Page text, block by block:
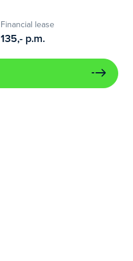
Financial lease
135,- p.m.